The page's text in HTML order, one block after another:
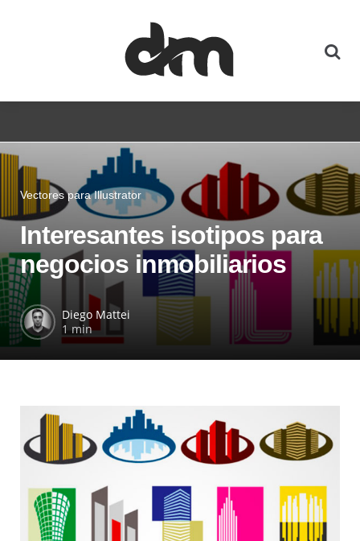
Vectores para Illustrator
Interesantes isotipos para
negocios inmobiliarios
Diego Mattei
1 min